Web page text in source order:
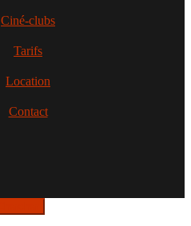
Ciné-clubs
Tarifs
Location
Contact